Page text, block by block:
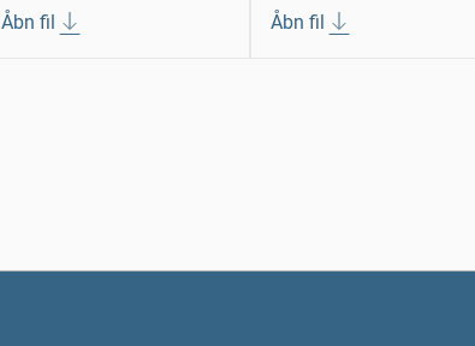
Åbn fil Åbn fil